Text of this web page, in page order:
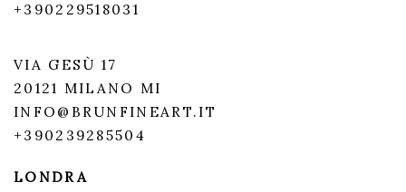
+390229518031
VIA GESÙ 17
20121 MILANO MI
INFO@BRUNFINEART.IT
+390239285504
LONDRA